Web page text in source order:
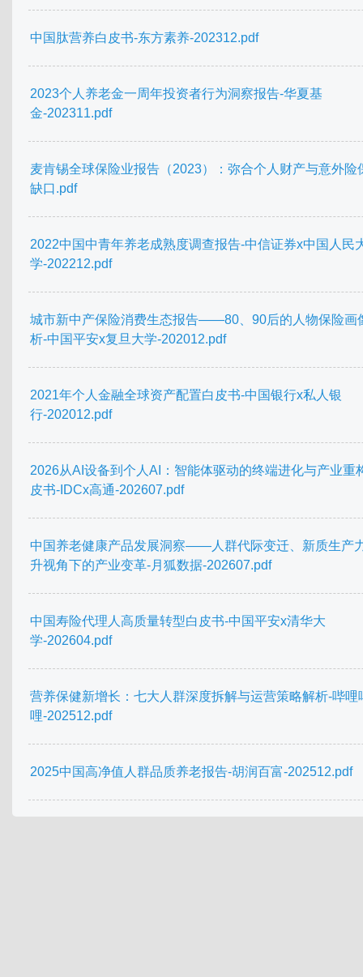
中国肽营养白皮书-东方素养-202312.pdf
2023个人养老金一周年投资者行为洞察报告-华夏基
金-202311.pdf
麦肯锡全球保险业报告（2023）：弥合个人财产与意外险
缺口.pdf
2022中国中青年养老成熟度调查报告-中信证券x中国人民
学-202212.pdf
城市新中产保险消费生态报告——80、90后的人物保险画
析-中国平安x复旦大学-202012.pdf
2021年个人金融全球资产配置白皮书-中国银行x私人银
行-202012.pdf
2026从AI设备到个人AI：智能体驱动的终端进化与产业重
皮书-IDCx高通-202607.pdf
中国养老健康产品发展洞察——人群代际变迁、新质生产
升视角下的产业变革-月狐数据-202607.pdf
中国寿险代理人高质量转型白皮书-中国平安x清华大
学-202604.pdf
营养保健新增长：七大人群深度拆解与运营策略解析-哔哩
哩-202512.pdf
2025中国高净值人群品质养老报告-胡润百富-202512.pdf